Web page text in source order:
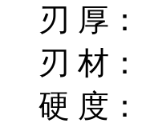
刃 厚
刃 材：
硬 度：